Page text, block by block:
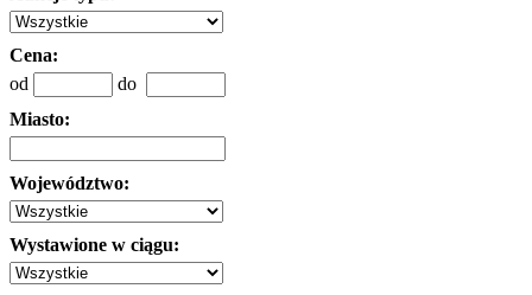
Cena:
od
do
Miasto:
Województwo:
Wystawione w ciągu: